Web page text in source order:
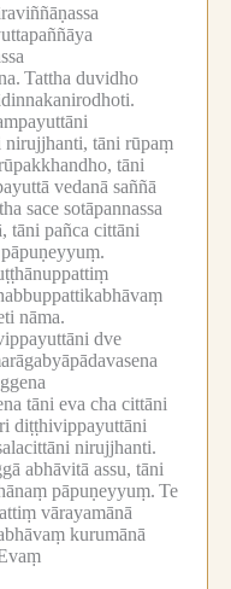
Tattha duvidho
nirujjhanti, tāni rūpaṃ
tāni
vedanā saññā
sace sotāpannassa
tāni pañca cittāni
nāma.
dve
tāni eva cha cittāni
diṭṭhivippayuttāni
nirujjhanti.
abhāvitā assu, tāni
pāpuṇeyyuṃ. Te
vārayamānā
kurumānā